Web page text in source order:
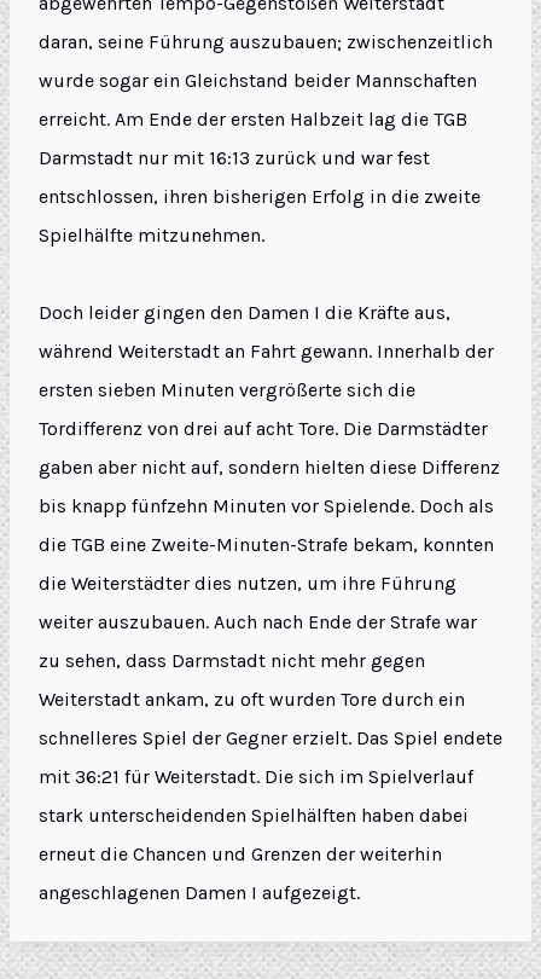
daran, seine Führung auszubauen; zwischenzeitlich
wurde sogar ein Gleichstand beider Mannschaften
erreicht. Am Ende der ersten Halbzeit lag die TGB
Darmstadt nur mit 16:13 zurück und war fest
entschlossen, ihren bisherigen Erfolg in die zweite
Spielhälfte mitzunehmen.
Doch leider gingen den Damen I die Kräfte aus,
während Weiterstadt an Fahrt gewann. Innerhalb der
ersten sieben Minuten vergrößerte sich die
Tordifferenz von drei auf acht Tore. Die Darmstädter
gaben aber nicht auf, sondern hielten diese Differenz
bis knapp fünfzehn Minuten vor Spielende. Doch als
die TGB eine Zweite-Minuten-Strafe bekam, konnten
die Weiterstädter dies nutzen, um ihre Führung
weiter auszubauen. Auch nach Ende der Strafe war
zu sehen, dass Darmstadt nicht mehr gegen
Weiterstadt ankam, zu oft wurden Tore durch ein
schnelleres Spiel der Gegner erzielt. Das Spiel endete
mit 36:21 für Weiterstadt. Die sich im Spielverlauf
stark unterscheidenden Spielhälften haben dabei
erneut die Chancen und Grenzen der weiterhin
angeschlagenen Damen I aufgezeigt.